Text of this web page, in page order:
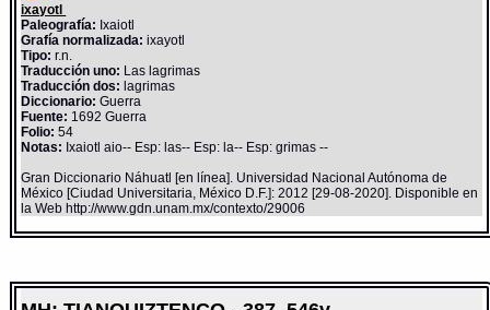
ixayotl
Paleografía: Ixaiotl
Grafía normalizada: ixayotl
Tipo: r.n.
Traducción uno: Las lagrimas
Traducción dos: lagrimas
Diccionario:Guerra
Fuente: 1692 Guerra
Folio: 54
Notas: Ixaiotl aio-- Esp: las-- Esp: la-- Esp: grimas --
Gran Diccionario Náhuatl [en línea]. Universidad Nacional Autónoma de
México [Ciudad Universitaria, México D.F.]: 2012 [29-08-2020]. Disponible en
la Web http://www.gdn.unam.mx/contexto/29006